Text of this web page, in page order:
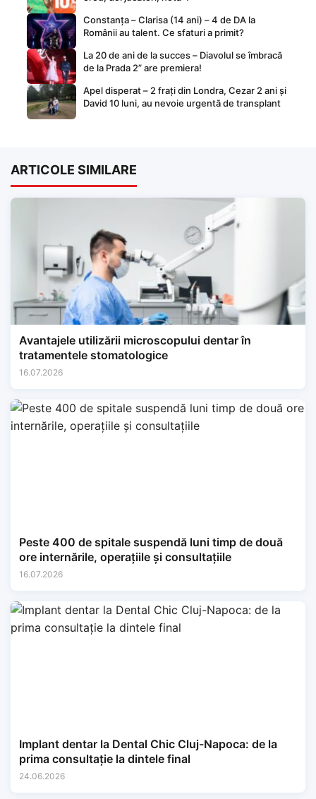
Constanța – Clarisa (14 ani) – 4 de DA la
Românii au talent. Ce sfaturi a primit?
La 20 de ani de la succes – Diavolul se îmbracă
de la Prada 2” are premiera!
Apel disperat – 2 frați din Londra, Cezar 2 ani și
David 10 luni, au nevoie urgentă de transplant
ARTICOLE SIMILARE
Avantajele utilizării microscopului dentar în
tratamentele stomatologice
16.07.2026
Peste 400 de spitale suspendă luni timp de două
ore internările, operațiile și consultațiile
16.07.2026
Implant dentar la Dental Chic Cluj-Napoca: de la
prima consultație la dintele final
24.06.2026